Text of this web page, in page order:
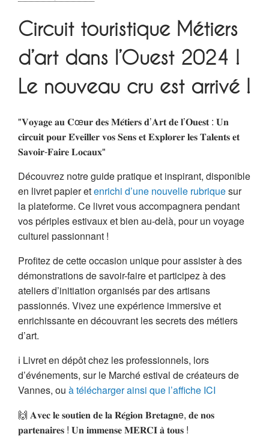
Circuit touristique Métiers
d’art dans l’Ouest 2024 !
Le nouveau cru est arrivé !
"𝐕𝐨𝐲𝐚𝐠𝐞 𝐚𝐮 𝐂œ𝐮𝐫 𝐝𝐞𝐬 𝐌𝐞́𝐭𝐢𝐞𝐫𝐬 𝐝’𝐀𝐫𝐭 𝐝𝐞 𝐥’𝐎𝐮𝐞𝐬𝐭 : 𝐔𝐧
𝐜𝐢𝐫𝐜𝐮𝐢𝐭 𝐩𝐨𝐮𝐫 𝐄́𝐯𝐞𝐢𝐥𝐥𝐞𝐫 𝐯𝐨𝐬 𝐒𝐞𝐧𝐬 𝐞𝐭 𝐄𝐱𝐩𝐥𝐨𝐫𝐞𝐫 𝐥𝐞𝐬 𝐓𝐚𝐥𝐞𝐧𝐭𝐬 𝐞𝐭
𝐒𝐚𝐯𝐨𝐢𝐫-𝐅𝐚𝐢𝐫𝐞 𝐋𝐨𝐜𝐚𝐮𝐱"
Découvrez notre guide pratique et inspirant, disponible
en livret papier etenrichi d’une nouvelle rubriquesur
la plateforme. Ce livret vous accompagnera pendant
vos périples estivaux et bien au-delà, pour un voyage
culturel passionnant !
Profitez de cette occasion unique pour assister à des
démonstrations de savoir-faire et participez à des
ateliers d’initiation organisés par des artisans
passionnés. Vivez une expérience immersive et
enrichissante en découvrant les secrets des métiers
d’art.
ℹ Livret en dépôt chez les professionnels, lors
d’événements, sur le Marché estival de créateurs de
Vannes, ou à télécharger ainsi que l’affiche ICI
🙌 𝐀𝐯𝐞𝐜 𝐥𝐞 𝐬𝐨𝐮𝐭𝐢𝐞𝐧 𝐝𝐞 𝐥𝐚 𝐑𝐞́𝐠𝐢𝐨𝐧 𝐁𝐫𝐞𝐭𝐚𝐠𝐧e, 𝐝𝐞 𝐧𝐨𝐬
𝐩𝐚𝐫𝐭𝐞𝐧𝐚𝐢𝐫𝐞𝐬 ! 𝐔𝐧 𝐢𝐦𝐦𝐞𝐧𝐬𝐞 𝐌𝐄𝐑𝐂𝐈 𝐚̀ 𝐭𝐨𝐮𝐬 !